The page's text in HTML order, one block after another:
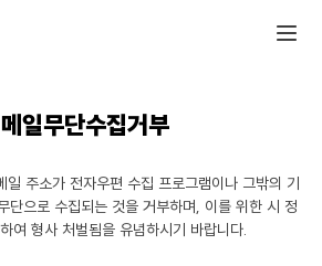
일무단수집거부
일 주소가 전자우편 수집 프로그램이나 그밖의 기
단으로 수집되는 것을 거부하며, 이를 위한 시 정
여 형사 처벌됨을 유념하시기 바랍니다.